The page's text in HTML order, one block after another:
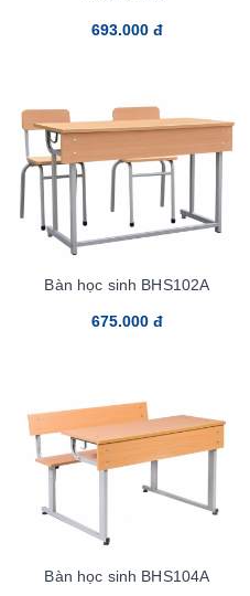
693.000 đ
Bàn học sinh BHS102A
675.000 đ
Bàn học sinh BHS104A